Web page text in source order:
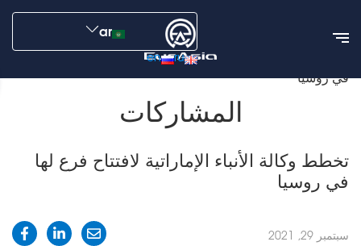
ar
en ru
تخطط وكالة الأنباء الإماراتية لافتتاح فرع لها
في روسيا
المشاركات
تخطط وكالة الأنباء الإماراتية لافتتاح فرع لها
في روسيا
سبتمبر 29, 2021